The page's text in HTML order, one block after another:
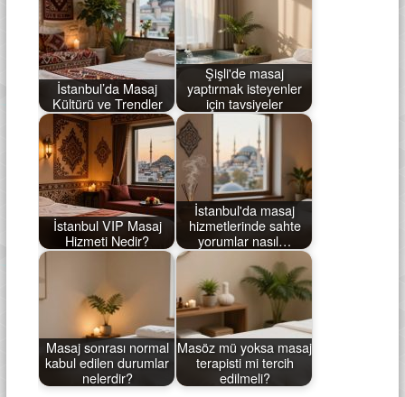
İstanbul’da Masaj
Kültürü ve Trendler
Şişli'de masaj
yaptırmak isteyenler
için tavsiyeler
İstanbul VIP Masaj
Hizmeti Nedir?
İstanbul'da masaj
hizmetlerinde sahte
yorumlar nasıl…
Masaj sonrası normal
kabul edilen durumlar
nelerdir?
Masöz mü yoksa masaj
terapisti mi tercih
edilmeli?